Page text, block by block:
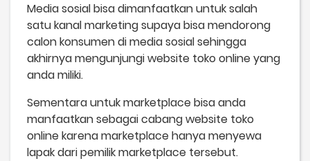
Media sosial bisa dimanfaatkan untuk salah
satu kanal marketing supaya bisa mendorong
calon konsumen di media sosial sehingga
akhirnya mengunjungi website toko online yang
anda miliki.
Sementara untuk marketplace bisa anda
manfaatkan sebagai cabang website toko
online karena marketplace hanya menyewa
lapak dari pemilik marketplace tersebut.